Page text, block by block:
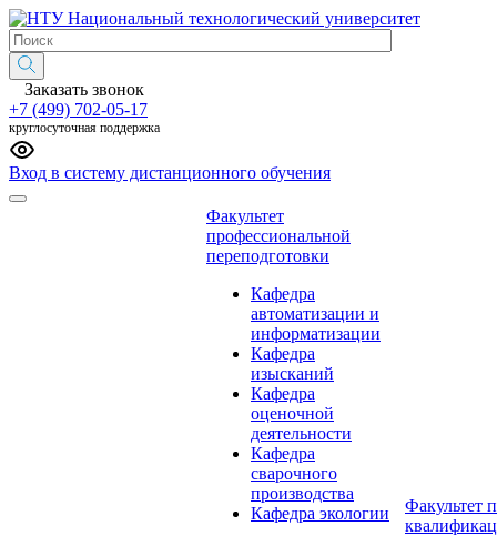
Национальный технологический университет
Заказать звонок
+7 (499) 702-05-17
круглосуточная поддержка
Вход в систему дистанционного обучения
Факультет
профессиональной
переподготовки
Кафедра
автоматизации и
информатизации
Кафедра
изысканий
Кафедра
оценочной
деятельности
Кафедра
сварочного
производства
Кафедра экологии
Факультет